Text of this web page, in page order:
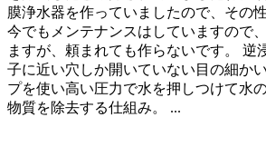
膜浄水器を作っていましたので、その
今でもメンテナンスはしていますので
ますが、頼まれても作らないです。 逆
子に近い穴しか開いていない目の細か
プを使い高い圧力で水を押しつけて水
物質を除去する仕組み。 ...